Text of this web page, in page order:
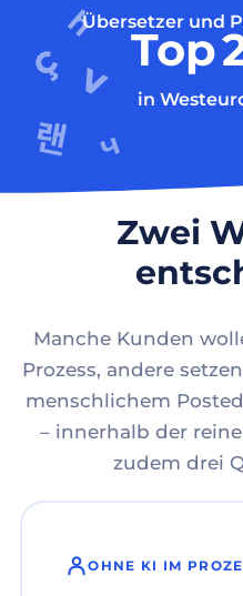
Übersetzer und
Top
in
Zwei
Manche Kunden
Prozess, andere
menschlichem
– innerhalb der
zudem drei
OHNE KI IM